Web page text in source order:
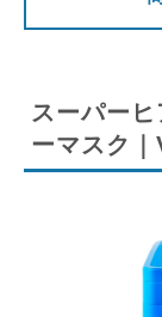
スーパー
ーマスク